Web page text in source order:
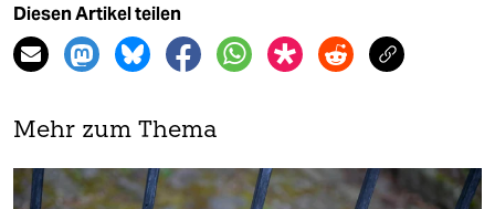
Diesen Artikel teilen
Mehr zum Thema